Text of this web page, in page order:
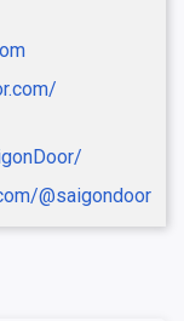
@saigondoor